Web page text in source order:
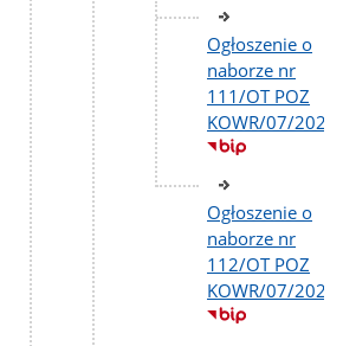
Ogłoszenie o
naborze nr
111/OT POZ
KOWR/07/2026
Ogłoszenie o
naborze nr
112/OT POZ
KOWR/07/2026